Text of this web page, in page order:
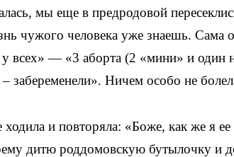
мы еще в предродовой
чужого человека уже знаешь. Сама
у всех» — «3 аборта (2 «мини» и один
забеременели». Ничем особо не
и повторяла: «Боже, как же я ее
дитю роддомовскую бутылочку и